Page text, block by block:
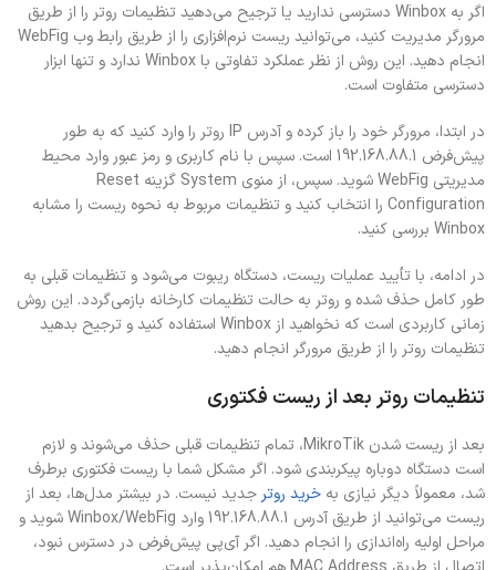
اگر به Winbox دسترسی ندارید یا ترجیح می‌دهید تنظیمات روتر را از طریق
مرورگر مدیریت کنید، می‌توانید ریست نرم‌افزاری را از طریق رابط وب WebFig
انجام دهید. این روش از نظر عملکرد تفاوتی با Winbox ندارد و تنها ابزار
دسترسی متفاوت است.
در ابتدا، مرورگر خود را باز کرده و آدرس IP روتر را وارد کنید که به‌ طور
پیش‌فرض 192.168.88.1 است. سپس با نام کاربری و رمز عبور وارد محیط
مدیریتی WebFig شوید. سپس، از منوی System گزینه Reset
Configuration را انتخاب کنید و تنظیمات مربوط به نحوه ریست را مشابه
Winbox بررسی کنید.
در ادامه، با تأیید عملیات ریست، دستگاه ریبوت می‌شود و تنظیمات قبلی به‌
طور کامل حذف شده و روتر به حالت تنظیمات کارخانه بازمی‌گردد. این روش
زمانی کاربردی است که نخواهید از Winbox استفاده کنید و ترجیح بدهید
تنظیمات روتر را از طریق مرورگر انجام دهید.
تنظیمات روتر بعد از ریست فکتوری
بعد از ریست شدن MikroTik، تمام تنظیمات قبلی حذف می‌شوند و لازم
است دستگاه دوباره پیکربندی شود. اگر مشکل شما با ریست فکتوری برطرف
شد، معمولاً دیگر نیازی به خرید روتر جدید نیست. در بیشتر مدل‌ها، بعد از
ریست می‌توانید از طریق آدرس 192.168.88.1 وارد Winbox/WebFig شوید و
مراحل اولیه راه‌اندازی را انجام دهید. اگر آی‌پی پیش‌فرض در دسترس نبود،